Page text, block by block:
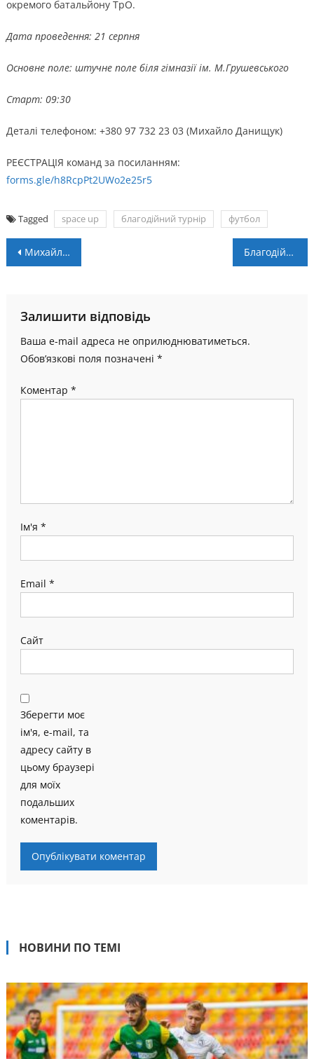
окремого батальйону ТрО.
Дата проведення: 21 серпня
Основне поле: штучне поле біля гімназії ім. М.Грушевського
Старт: 09:30
Деталі телефоном: +380 97 732 23 03 (Михайло Данищук)
РЕЄСТРАЦІЯ команд за посиланням:
forms.gle/h8RcpPt2UWo2e25r5
Tagged space up благодійний турнір футбол
Навігація
Михайло Свідрак здобув бронзу на Кубку Європи Благодійні матчі “Разом до перемоги!”: відеоогляди півфінальних матчів
Залишити відповідь
Ваша e-mail адреса не оприлюднюватиметься.
Обов’язкові поля позначені *
Коментар *
Ім'я *
Email *
Сайт
Зберегти моє
ім'я, e-mail, та
адресу сайту в
цьому браузері
для моїх
подальших
коментарів.
НОВИНИ ПО ТЕМІ